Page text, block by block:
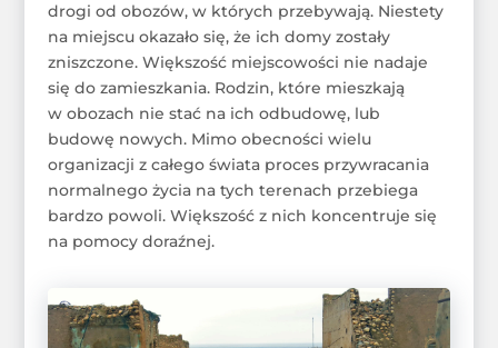
drogi od obozów, w których przebywają. Niestety
na miejscu okazało się, że ich domy zostały
zniszczone. Większość miejscowości nie nadaje
się do zamieszkania. Rodzin, które mieszkają
w obozach nie stać na ich odbudowę, lub
budowę nowych. Mimo obecności wielu
organizacji z całego świata proces przywracania
normalnego życia na tych terenach przebiega
bardzo powoli. Większość z nich koncentruje się
na pomocy doraźnej.